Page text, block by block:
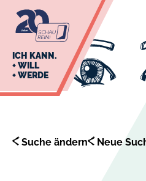
Navigation
Inhalt
ICH KANN.
+ WILL
+ WERDE
Suche ändern Neue